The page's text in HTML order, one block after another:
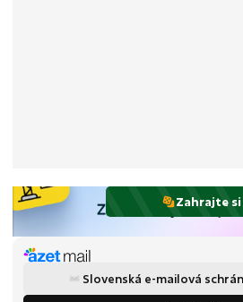
Zahrajte si
Slovenská e-mailová